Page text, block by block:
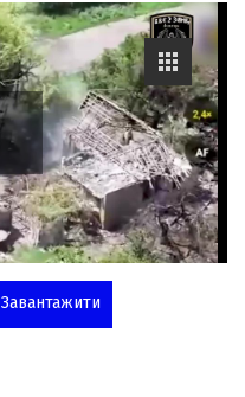
Завантажити